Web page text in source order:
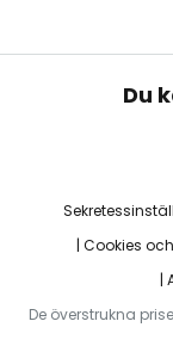
Du
Cookies
De överstrukna